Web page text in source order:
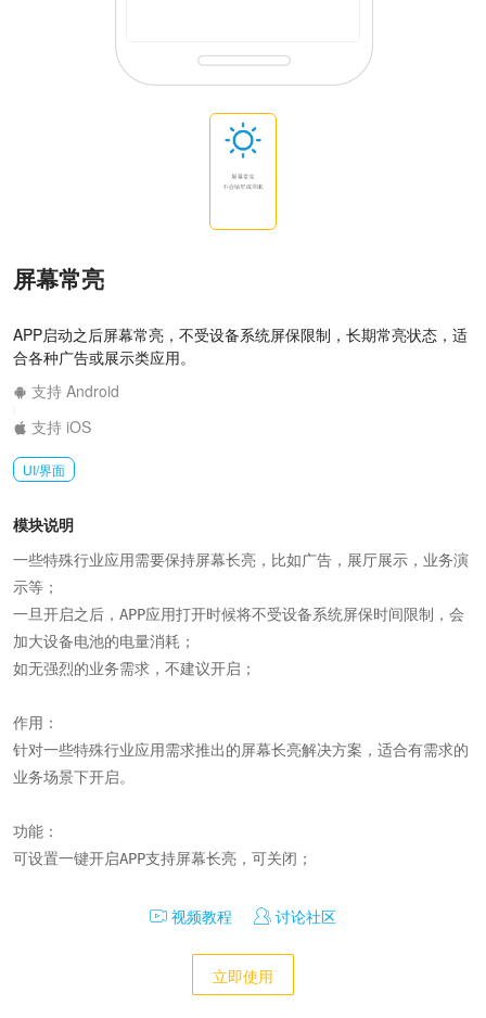
屏幕常亮
APP启动之后屏幕常亮，不受设备系统屏保限制，长期常亮状态，适
合各种广告或展示类应用。
支持 Android
支持 iOS
UI/界面
模块说明
一些特殊行业应用需要保持屏幕长亮，比如广告，展厅展示，业务演
示等；
一旦开启之后，APP应用打开时候将不受设备系统屏保时间限制，会
加大设备电池的电量消耗；
如无强烈的业务需求，不建议开启；
作用：
针对一些特殊行业应用需求推出的屏幕长亮解决方案，适合有需求的
业务场景下开启。
功能：
可设置一键开启APP支持屏幕长亮，可关闭；
视频教程 讨论社区
立即使用